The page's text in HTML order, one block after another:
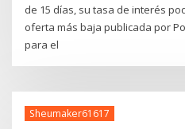
de 15 días, su tasa de interés
oferta más baja publicada por
para el
Sheumaker61617